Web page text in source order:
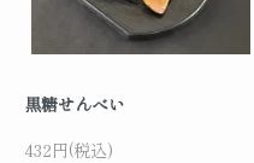
黒糖せんべい
432円(税込)